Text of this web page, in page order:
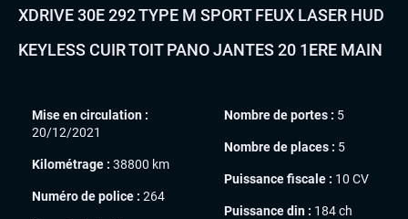
XDRIVE 30E 292 TYPE M SPORT FEUX LASER HUD
KEYLESS CUIR TOIT PANO JANTES 20 1ERE MAIN
Mise en circulation :
20/12/2021
Kilométrage : 38800 km
Numéro de police : 264
Nombre de portes : 5
Nombre de places : 5
Puissance fiscale : 10 CV
Puissance din : 184 ch